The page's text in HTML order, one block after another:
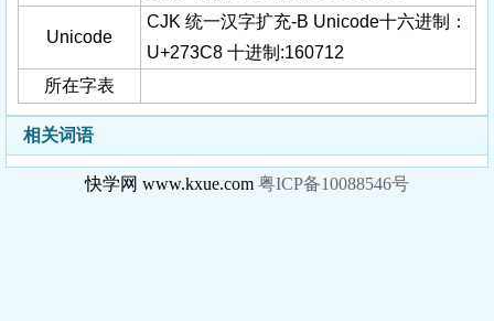
Unicode
CJK 统一汉字扩充-B Unicode十六进制：
U+273C8 十进制:160712
所在字表
相关词语
快学网 www.kxue.com 粤ICP备10088546号